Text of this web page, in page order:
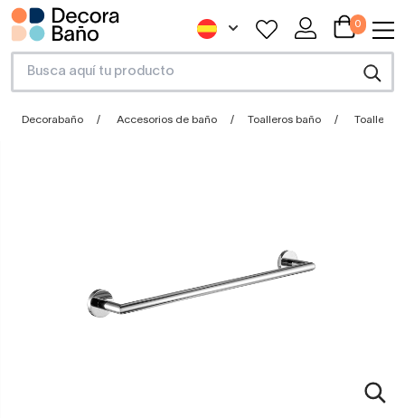
0
Decorabaño Accesorios de baño Toalleros baño Toallero